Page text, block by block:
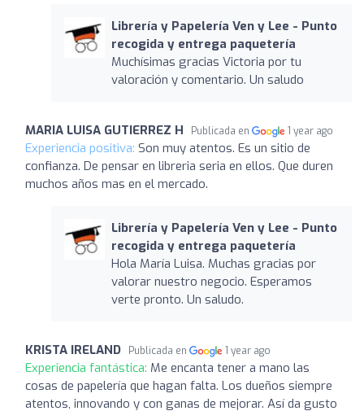
Librería y Papelería Ven y Lee - Punto
recogida y entrega paquetería
Muchísimas gracias Victoria por tu
valoración y comentario. Un saludo
MARIA LUISA GUTIERREZ H Publicada en 1 year ago
Experiencia positiva: Son muy atentos. Es un sitio de
confianza. De pensar en libreria seria en ellos. Que duren
muchos años mas en el mercado.
Librería y Papelería Ven y Lee - Punto
recogida y entrega paquetería
Hola María Luisa. Muchas gracias por
valorar nuestro negocio. Esperamos
verte pronto. Un saludo.
KRISTA IRELAND Publicada en 1 year ago
Experiencia fantástica: Me encanta tener a mano las
cosas de papelería que hagan falta. Los dueños siempre
atentos, innovando y con ganas de mejorar. Así da gusto